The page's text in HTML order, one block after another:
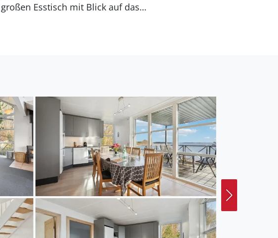
Esstisch mit Blick auf das
in der Umgebung.
entspannen oder im Whirlpool